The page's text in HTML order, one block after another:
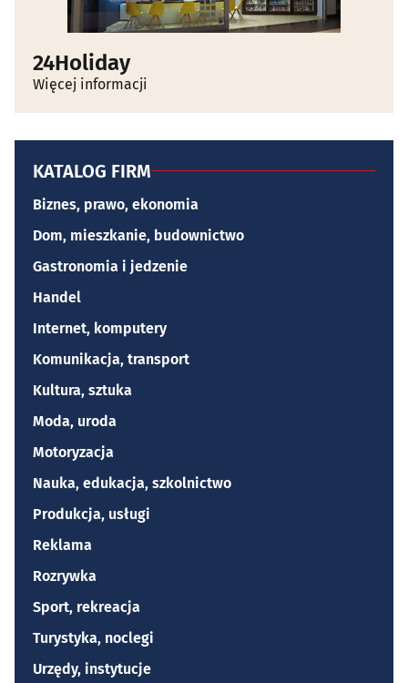
24Holiday
Więcej informacji
KATALOG FIRM
Biznes, prawo, ekonomia
Dom, mieszkanie, budownictwo
Gastronomia i jedzenie
Handel
Internet, komputery
Komunikacja, transport
Kultura, sztuka
Moda, uroda
Motoryzacja
Nauka, edukacja, szkolnictwo
Produkcja, usługi
Reklama
Rozrywka
Sport, rekreacja
Turystyka, noclegi
Urzędy, instytucje